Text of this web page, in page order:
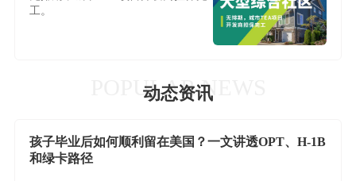
工。
POPULAR NEWS
动态资讯
孩子毕业后如何顺利留在美国？一文讲透OPT、H-1B
和绿卡路径